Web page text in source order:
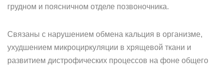
грудном и поясничном отделе позвоночника.
Связаны с нарушением обмена кальция в организме,
ухудшением микроциркуляции в хрящевой ткани и
развитием дистрофических процессов на фоне общего